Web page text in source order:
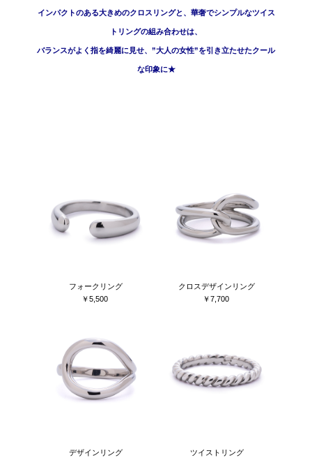
インパクトのある大きめのクロスリングと、華奢でシンプルなツイス
トリングの組み合わせは、
バランスがよく指を綺麗に見せ、”大人の女性”を引き立たせたクール
な印象に★
フォークリング
￥5,500
クロスデザインリング
￥7,700
デザインリング
ツイストリング